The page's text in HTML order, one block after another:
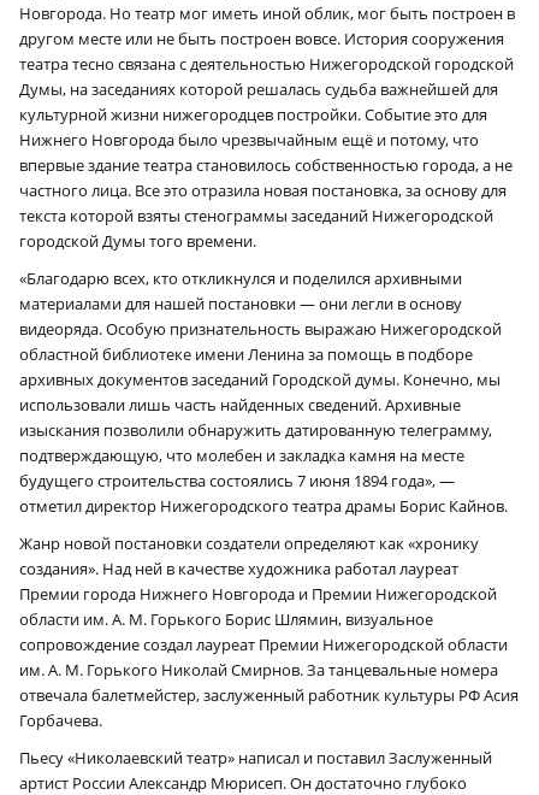
Новгорода. Но театр мог иметь иной облик, мог быть построен в
другом месте или не быть построен вовсе. История сооружения
театра тесно связана с деятельностью Нижегородской городской
Думы, на заседаниях которой решалась судьба важнейшей для
культурной жизни нижегородцев постройки. Событие это для
Нижнего Новгорода было чрезвычайным ещё и потому, что
впервые здание театра становилось собственностью города, а не
частного лица. Все это отразила новая постановка, за основу для
текста которой взяты стенограммы заседаний Нижегородской
городской Думы того времени.
«Благодарю всех, кто откликнулся и поделился архивными
материалами для нашей постановки — они легли в основу
видеоряда. Особую признательность выражаю Нижегородской
областной библиотеке имени Ленина за помощь в подборе
архивных документов заседаний Городской думы. Конечно, мы
использовали лишь часть найденных сведений. Архивные
изыскания позволили обнаружить датированную телеграмму,
подтверждающую, что молебен и закладка камня на месте
будущего строительства состоялись 7 июня 1894 года», —
отметил директор Нижегородского театра драмы Борис Кайнов.
Жанр новой постановки создатели определяют как «хронику
создания». Над ней в качестве художника работал лауреат
Премии города Нижнего Новгорода и Премии Нижегородской
области им. А. М. Горького Борис Шлямин, визуальное
сопровождение создал лауреат Премии Нижегородской области
им. А. М. Горького Николай Смирнов. За танцевальные номера
отвечала балетмейстер, заслуженный работник культуры РФ Асия
Горбачева.
Пьесу «Николаевский театр» написал и поставил Заслуженный
артист России Александр Мюрисеп. Он достаточно глубоко